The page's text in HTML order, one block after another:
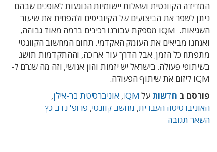
המדידה הקוונטית ושאלות יישומיות הנוגעות לאופנים שבהם
ניתן לשפר את הביצועים של הקיוביטים ולהפחית את שיעור
השגיאות. IQM מספקת עבורנו רכיבים ברמה מאוד גבוהה,
ואנחנו מביאים את העומק האקדמי. תחום המחשוב הקוונטי
מתפתח כל הזמן, אבל הדרך עוד ארוכה, וההתקדמות תושג
בשיתופי פעולה. בישראל יש יזמות והון אנושי, וזה מה שגרם ל-
IQM ליזום את שיתוף הפעולה.
פורסם ב חדשות על IQM
, אוניברסיטת בר-אילן,
האוניברסיטה העברית, מחשב קוונטי, פרופ' נדב כץ
השאר תגובה